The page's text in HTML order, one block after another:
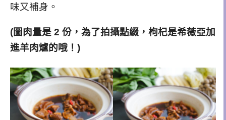
味又補身。
(圖肉量是 2 份，為了拍攝點綴，枸杞是希薇亞加
進羊肉爐的哦！)